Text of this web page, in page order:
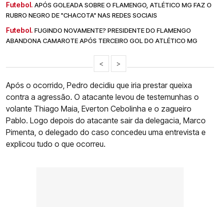
Futebol. APÓS GOLEADA SOBRE O FLAMENGO, ATLÉTICO MG FAZ O
RUBRO NEGRO DE "CHACOTA" NAS REDES SOCIAIS
Futebol. FUGINDO NOVAMENTE? PRESIDENTE DO FLAMENGO
ABANDONA CAMAROTE APÓS TERCEIRO GOL DO ATLÉTICO MG
< >
Após o ocorrido, Pedro decidiu que iria prestar queixa
contra a agressão. O atacante levou de testemunhas o
volante Thiago Maia, Everton Cebolinha e o zagueiro
Pablo. Logo depois do atacante sair da delegacia, Marco
Pimenta, o delegado do caso concedeu uma entrevista e
explicou tudo o que ocorreu.